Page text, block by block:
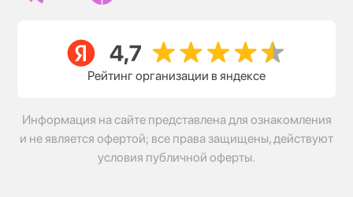
Рейтинг организации в яндексе
Информация на сайте представлена для ознакомления
и не является офертой; все права защищены, действуют
условия публичной оферты.